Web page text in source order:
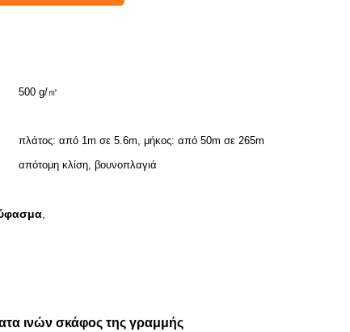
500 g/㎡
πλάτος: από 1m σε 5.6m, μήκος: από 50m σε 265m
απότομη κλίση, βουνοπλαγιά
,
ινών σκάφος της γραμμής